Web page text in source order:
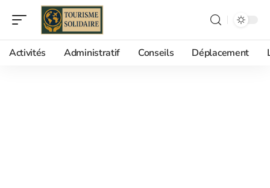
Activités Administratif Conseils Déplacement